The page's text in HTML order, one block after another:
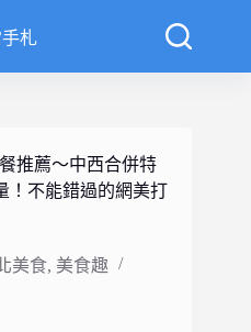
札
推薦～中西合併特
！不能錯過的網美打
美食, 美食趣